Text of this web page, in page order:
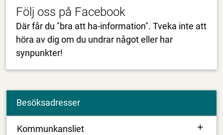
Följ oss på Facebook
Där får du "bra att ha-information". Tveka inte att
höra av dig om du undrar något eller har
synpunkter!
Besöksadresser
Kommunkansliet